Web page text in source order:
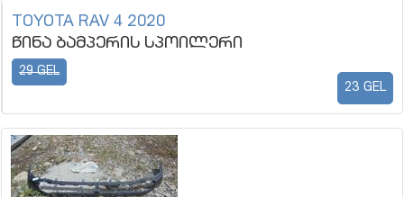
TOYOTA RAV 4 2020
წინა ბამპერის სპოილერი
29 GEL
23 GEL